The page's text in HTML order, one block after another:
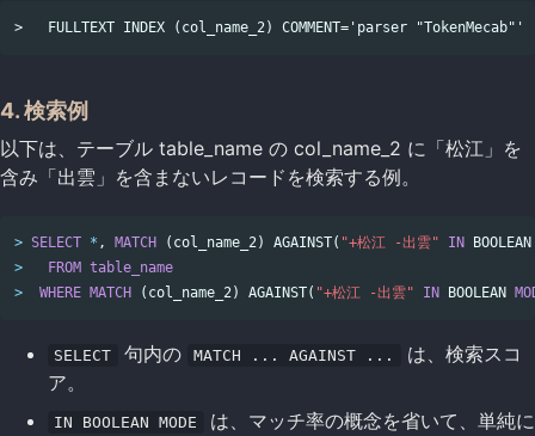
4. 検索例
以下は、テーブル table_name の col_name_2 に「松江」を
含み「出雲」を含まないレコードを検索する例。
> SELECT * , MATCH ( col_name_2) AGAINST( "+松江 -出雲" IN
BOOLEAN
>
FROM table_name
>
WHERE MATCH ( col_name_2) AGAINST( "+松江 -出雲" IN BOOLEAN
SELECT 句内の MATCH ... AGAINST ...
は、検索スコ
ア。
IN BOOLEAN MODE
は、マッチ率の概念を省いて、単純に